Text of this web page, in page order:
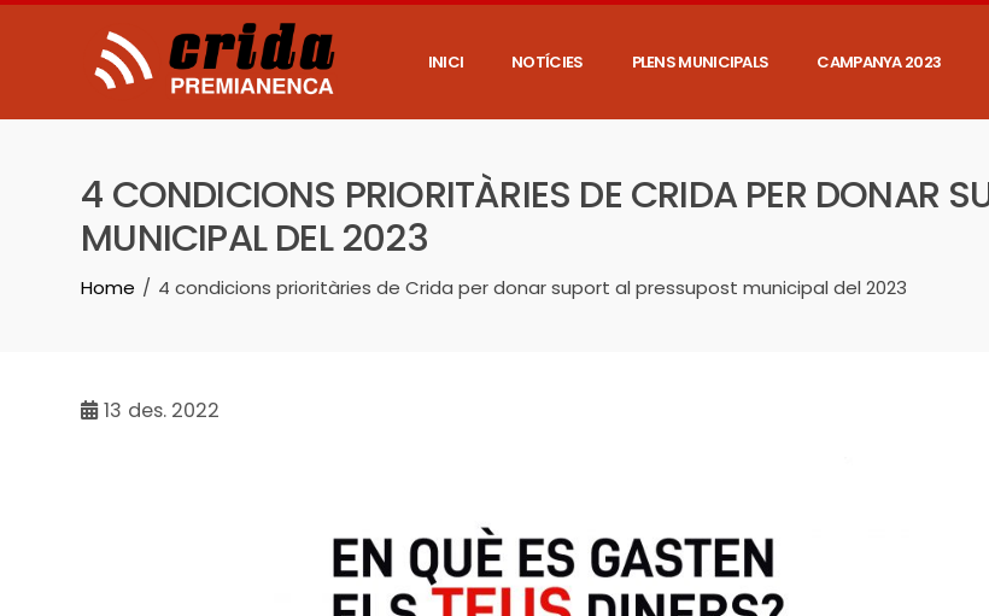
Skip
INICI NOTÍCIES PLENS MUNICIPALS CAMPANYA 2023
4 CONDICIONS PRIORITÀRIES DE CRIDA PER DONAR
MUNICIPAL DEL 2023
Home 4 condicions prioritàries de Crida per donar suport al pressupost municipal del 2023
13 des. 2022